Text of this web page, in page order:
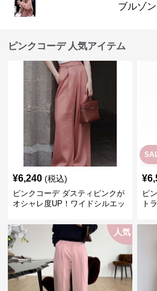
ブルゾン
ピンクコーデ 人気アイテム
¥6,240 (税込)
ピンクコーデ ダスティピンクが
オシャレ度UP！ワイドシルエッ
¥
ピ
ト
人気